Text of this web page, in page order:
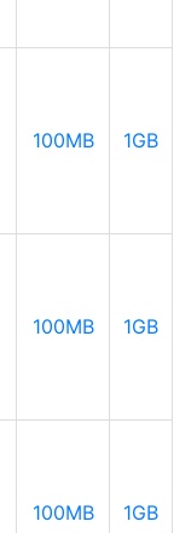
100MB 1GB
100MB 1GB
100MB 1GB